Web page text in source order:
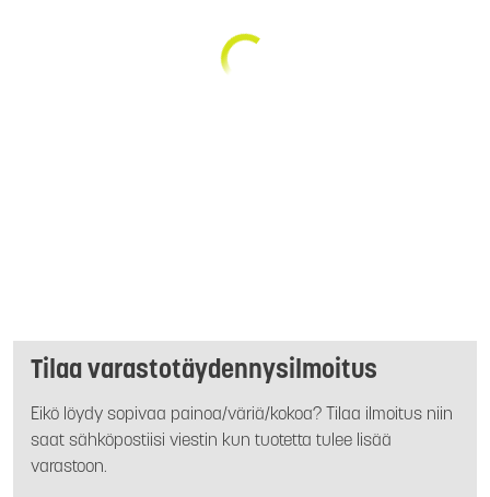
Tilaa varastotäydennysilmoitus
Eikö löydy sopivaa painoa/väriä/kokoa? Tilaa ilmoitus niin
saat sähköpostiisi viestin kun tuotetta tulee lisää
varastoon.